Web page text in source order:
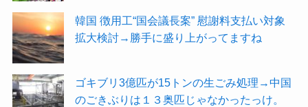
韓国 徴用工“国会議長案” 慰謝料支払い対象
拡大検討→勝手に盛り上がってますね
ゴキブリ3億匹が15トンの生ごみ処理→中国
のごきぶりは１３奥匹じゃなかったっけ。